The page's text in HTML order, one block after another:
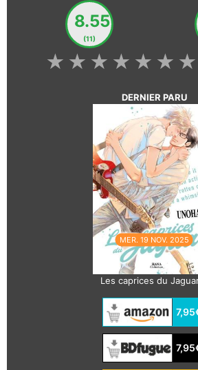
8.55
(11)
★
★
★
★
★
★
★
DERNIER PARU
MER. 19 NOV. 2025
Les caprices du